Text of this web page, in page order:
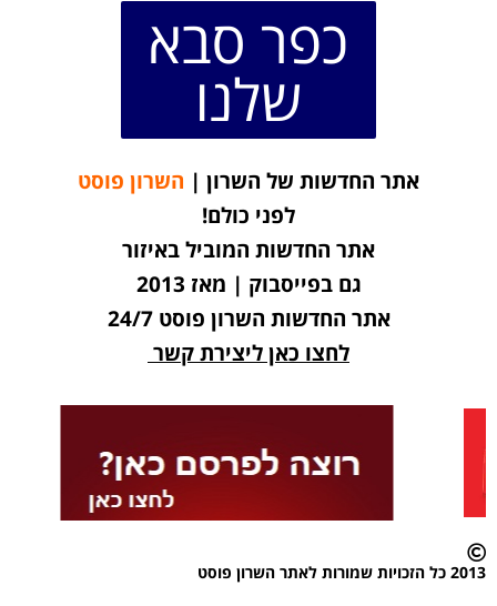
כפר סבא
שלנו
אתר החדשות של השרון | השרון פוסט
לפני כולם!
אתר החדשות המוביל באיזור
גם בפייסבוק | מאז 2013
אתר החדשות השרון פוסט 24/7
לחצו כאן ליצירת קשר
2013 כל הזכויות שמורות לאתר השרון פוסט